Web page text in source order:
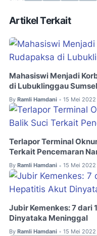
Artikel Terkait
Mahasiswi Menjadi
di Lubuklinggau Sumsel
By Ramli Hamdani • 15 Mei 2022
Terlapor Terminal
Terkait Pencemaran
By Ramli Hamdani • 15 Mei 2022
Jubir Kemenkes: 7 dari
Dinyataka Meninggal
By Ramli Hamdani • 15 Mei 2022